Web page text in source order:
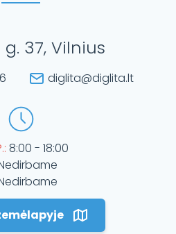
37, Vilnius
diglita@diglita.lt
8:00 - 18:00